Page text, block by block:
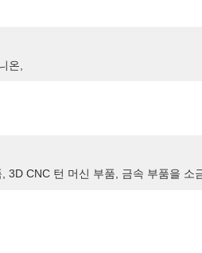
온,
3D CNC 턴 머신 부품 금속 부품을 소